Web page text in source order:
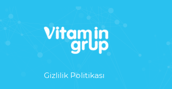
Gizlilik Politikası